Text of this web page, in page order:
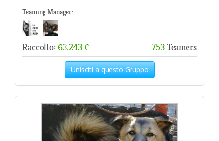
Teaming Manager:
Raccolto: 63.243 € 753Teamers
Unisciti a questo Gruppo